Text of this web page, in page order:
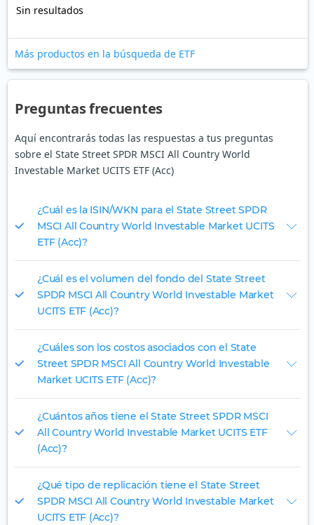
Sin resultados
Más productos en la búsqueda de ETF
Preguntas frecuentes
Aquí encontrarás todas las respuestas a tus preguntas
sobre el State Street SPDR MSCI All Country World
Investable Market UCITS ETF (Acc)
¿Cuál es la ISIN/WKN para el State Street SPDR
MSCI All Country World Investable Market UCITS
ETF (Acc)?
¿Cuál es el volumen del fondo del State Street
SPDR MSCI All Country World Investable Market
UCITS ETF (Acc)?
¿Cuáles son los costos asociados con el State
Street SPDR MSCI All Country World Investable
Market UCITS ETF (Acc)?
¿Cuántos años tiene el State Street SPDR MSCI
All Country World Investable Market UCITS ETF
(Acc)?
¿Qué tipo de replicación tiene el State Street
SPDR MSCI All Country World Investable Market
UCITS ETF (Acc)?